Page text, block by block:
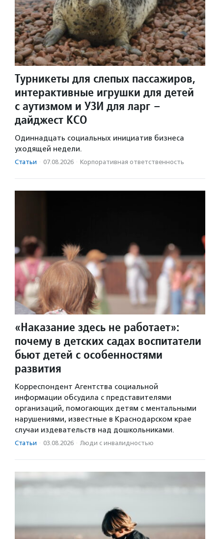
Турникеты для слепых пассажиров,
интерактивные игрушки для детей
с аутизмом и УЗИ для ларг –
дайджест КСО
Одиннадцать социальных инициатив бизнеса
уходящей недели.
Статьи · 07.08.2026 · Корпоративная ответственность
«Наказание здесь не работает»:
почему в детских садах воспитатели
бьют детей с особенностями
развития
Корреспондент Агентства социальной
информации обсудила с представителями
организаций, помогающих детям с ментальными
нарушениями, известные в Краснодарском крае
случаи издевательств над дошкольниками.
Статьи · 03.08.2026 · Люди с инвалидностью